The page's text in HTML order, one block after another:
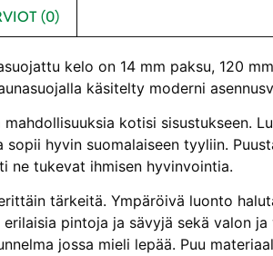
(0)
kelo on 14 mm paksu, 120
käsitelty moderni
kotisi sisustukseen.
sopii hyvin suomalaiseen tyyliin.
ne tukevat ihmisen hyvinvointia.
tärkeitä. Ympäröivä luonto
pintoja ja sävyjä sekä valon
jossa mieli lepää. Puu